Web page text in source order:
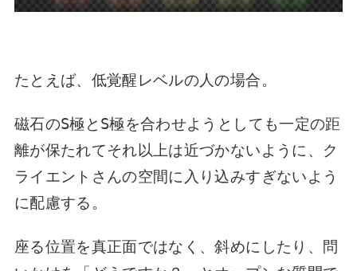
たとえば、低覚醒レベルの人の場合。
磁石のS極と S極を合わせようとしても一定の距
離が保たれてそれ以上は近づかないように、ク
ライエントさんの空間に入り込みすぎないよう
に配慮する。
座る位置を真正面ではなく、斜めにしたり、問